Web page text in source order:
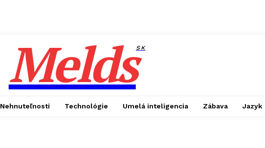
MeldsSK
Nehnuteľnosti Technológie Umelá inteligencia Zábava Jazyk